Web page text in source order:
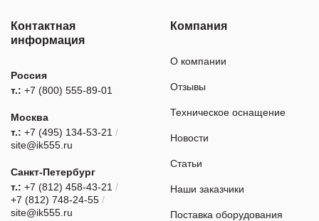
Контактная
информация
Россия
т.: +7 (800) 555-89-01
Москва
т.: +7 (495) 134-53-21 /
site@ik555.ru
Санкт-Петербург
т.: +7 (812) 458-43-21 /
+7 (812) 748-24-55 /
site@ik555.ru
Компания
О компании
Отзывы
Техническое оснащение
Новости
Статьи
Наши заказчики
Поставка оборудования